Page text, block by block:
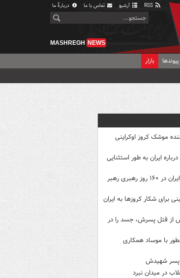
آرشیو تماس با ما دربارهٔ ما
MASHREGH NEWS
پیوندها بازار
موشک کروز اوکراینی
ایران به طور استثنایی
۶ دستاورد بزرگ ایران در ۱۶۰ روز رهبری رهبر
برای شکار کروزها به ایران
از قتل پسرش، جسد را در
با موساد همکاری
پسر شهیدش
در میدان نبرد